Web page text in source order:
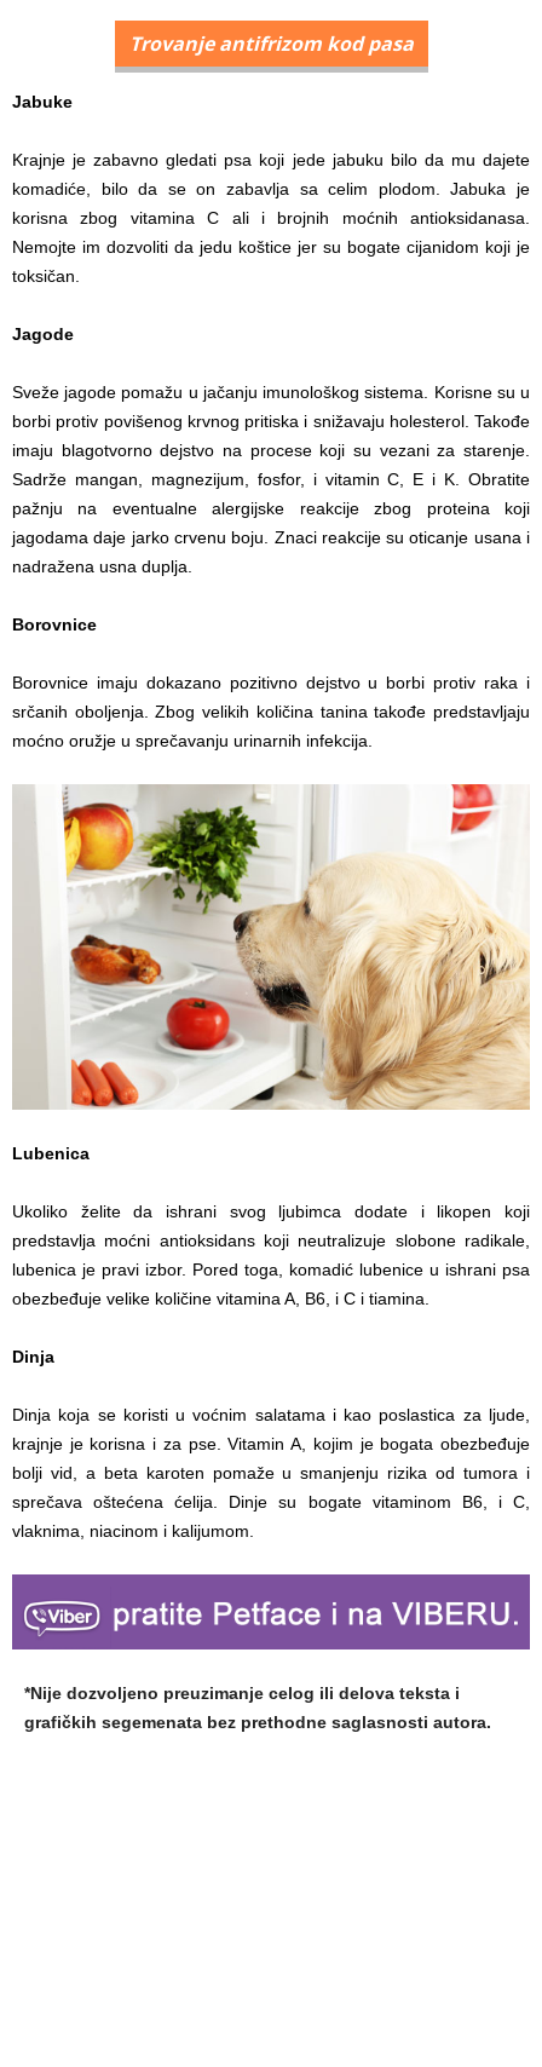
Trovanje antifrizom kod pasa
Jabuke
Krajnje je zabavno gledati psa koji jede jabuku bilo da mu dajete
komadiće, bilo da se on zabavlja sa celim plodom. Jabuka je
korisna zbog vitamina C ali i brojnih moćnih antioksidanasa.
Nemojte im dozvoliti da jedu koštice jer su bogate cijanidom koji je
toksičan.
Jagode
Sveže jagode pomažu u jačanju imunološkog sistema. Korisne su u
borbi protiv povišenog krvnog pritiska i snižavaju holesterol. Takođe
imaju blagotvorno dejstvo na procese koji su vezani za starenje.
Sadrže mangan, magnezijum, fosfor, i vitamin C, E i K. Obratite
pažnju na eventualne alergijske reakcije zbog proteina koji
jagodama daje jarko crvenu boju. Znaci reakcije su oticanje usana i
nadražena usna duplja.
Borovnice
Borovnice imaju dokazano pozitivno dejstvo u borbi protiv raka i
srčanih oboljenja. Zbog velikih količina tanina takođe predstavljaju
moćno oružje u sprečavanju urinarnih infekcija.
Lubenica
Ukoliko želite da ishrani svog ljubimca dodate i likopen koji
predstavlja moćni antioksidans koji neutralizuje slobone radikale,
lubenica je pravi izbor. Pored toga, komadić lubenice u ishrani psa
obezbeđuje velike količine vitamina A, B6, i C i tiamina.
Dinja
Dinja koja se koristi u voćnim salatama i kao poslastica za ljude,
krajnje je korisna i za pse. Vitamin A, kojim je bogata obezbeđuje
bolji vid, a beta karoten pomaže u smanjenju rizika od tumora i
sprečava oštećena ćelija. Dinje su bogate vitaminom B6, i C,
vlaknima, niacinom i kalijumom.
*Nije dozvoljeno preuzimanje celog ili delova teksta i
grafičkih segemenata bez prethodne saglasnosti autora.